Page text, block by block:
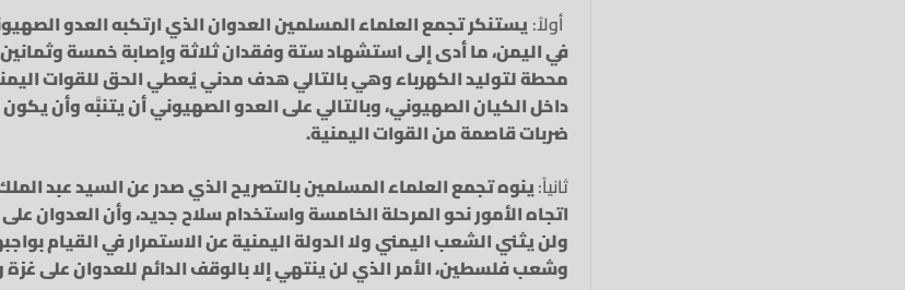
أولاً:يستنكر تجمع العلماء المسلمين العدوان الذي ارتكبه العدو
في اليمن، ما أدى إلى استشهاد ستة وفقدان ثلاثة وإصابة خمسة
محطة لتوليد الكهرباء وهي بالتالي هدف مدني يُعطي الحق للقوات
داخل الكيان الصهيوني، وبالتالي على العدو الصهيوني أن يتنبَّه وأن
ضربات قاصمة من القوات اليمنية.
ثانياً:ينوه تجمع العلماء المسلمين بالتصريح الذي صدر عن السيد عبد
اتجاه الأمور نحو المرحلة الخامسة واستخدام سلاح جديد، وأن العدوان
ولن يثني الشعب اليمني ولا الدولة اليمنية عن الاستمرار في القيام
وشعب فلسطين، الأمر الذي لن ينتهي إلا بالوقف الدائم للعدوان على